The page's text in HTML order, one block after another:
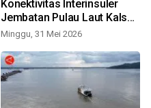
Konektivitas Interinsuler
Jembatan Pulau Laut Kalsel
2026 Bagian 3
Minggu, 31 Mei 2026